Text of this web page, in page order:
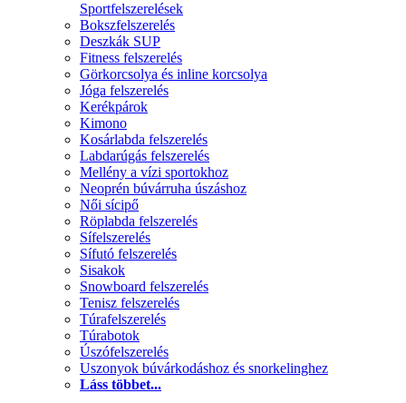
Sportfelszerelések
Bokszfelszerelés
Deszkák SUP
Fitness felszerelés
Görkorcsolya és inline korcsolya
Jóga felszerelés
Kerékpárok
Kimono
Kosárlabda felszerelés
Labdarúgás felszerelés
Mellény a vízi sportokhoz
Neoprén búvárruha úszáshoz
Női sícipő
Röplabda felszerelés
Sífelszerelés
Sífutó felszerelés
Sisakok
Snowboard felszerelés
Tenisz felszerelés
Túrafelszerelés
Túrabotok
Úszófelszerelés
Uszonyok búvárkodáshoz és snorkelinghez
Láss többet...